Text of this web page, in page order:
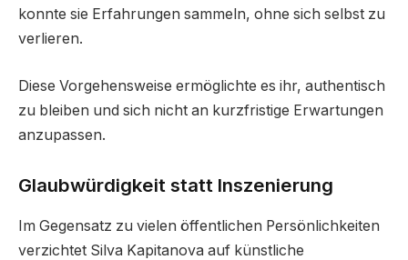
konnte sie Erfahrungen sammeln, ohne sich selbst zu
verlieren.
Diese Vorgehensweise ermöglichte es ihr, authentisch
zu bleiben und sich nicht an kurzfristige Erwartungen
anzupassen.
Glaubwürdigkeit statt Inszenierung
Im Gegensatz zu vielen öffentlichen Persönlichkeiten
verzichtet Silva Kapitanova auf künstliche